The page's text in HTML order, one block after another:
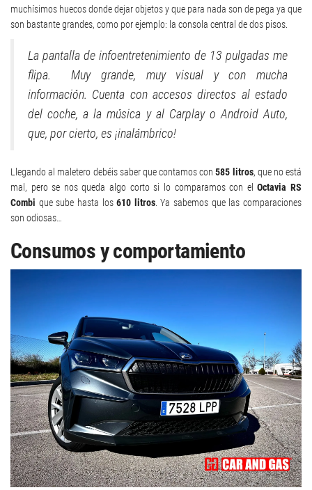
muchísimos huecos donde dejar objetos y que para nada son de pega ya que
son bastante grandes, como por ejemplo: la consola central de dos pisos.
La pantalla de infoentretenimiento de 13 pulgadas me
flipa. Muy grande, muy visual y con mucha
información. Cuenta con accesos directos al estado
del coche, a la música y al Carplay o Android Auto,
que, por cierto, es ¡inalámbrico!
Llegando al maletero debéis saber que contamos con 585 litros, que no está
mal, pero se nos queda algo corto si lo comparamos con elOctavia RS
Combi que sube hasta los610 litros. Ya sabemos que las comparaciones
son odiosas…
Consumos y comportamiento